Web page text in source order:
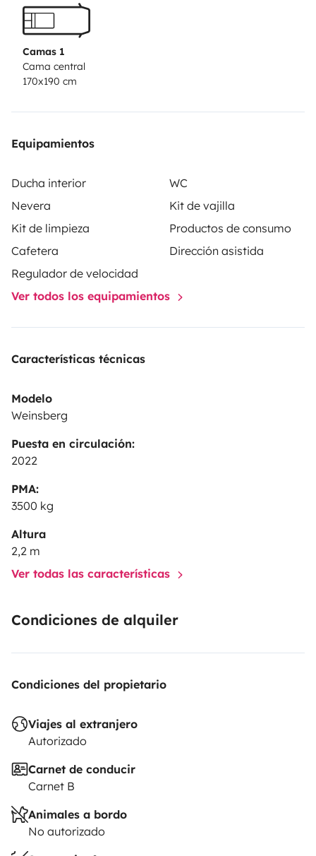
Camas 1
Cama central
170x190 cm
Equipamientos
Ducha interior
WC
Nevera
Kit de vajilla
Kit de limpieza
Productos de consumo
Cafetera
Dirección asistida
Regulador de velocidad
Ver todos los equipamientos
Características técnicas
Modelo
Weinsberg
Puesta en circulación:
2022
PMA:
3500 kg
Altura
2,2 m
Ver todas las características
Condiciones de alquiler
Condiciones del propietario
Viajes al extranjero
Autorizado
Carnet de conducir
Carnet B
Animales a bordo
No autorizado